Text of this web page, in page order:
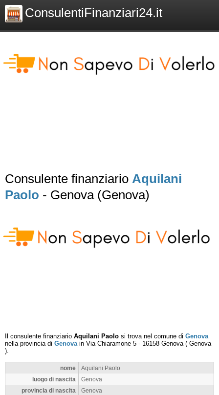
ConsulentiFinanziari24.it
Consulente finanziario Aquilani
Paolo - Genova (Genova)
Il consulente finanziario Aquilani Paolo si trova nel comune di Genova
nella provincia di Genovain Via Chiaramone 5 - 16158 Genova( Genova
).
nome
Aquilani Paolo
luogo di nascita
Genova
provincia di nascita
Genova